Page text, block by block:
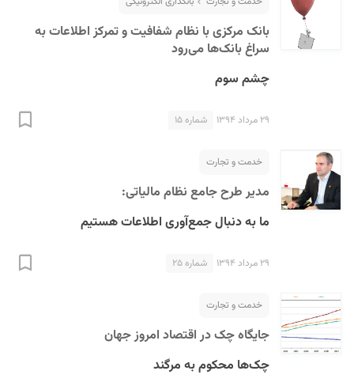
بانک مرکزی با نظام شفافیت و تمرکز اطلاعات به
سراغ بانک‌ها می‌رود
چشم سوم
۲۹ مرداد ۱۳۹۴ شماره ۱۵
خدمت و تجارت
مدیر طرح جامع نظام مالیاتی:
ما به دنبال جمع‌آوری اطلاعات هستیم
۲۹ مرداد ۱۳۹۴ شماره ۲۵
خدمت و تجارت
جایگاه چک در اقتصاد امروز جهان
چک‌ها محکوم به مرگند